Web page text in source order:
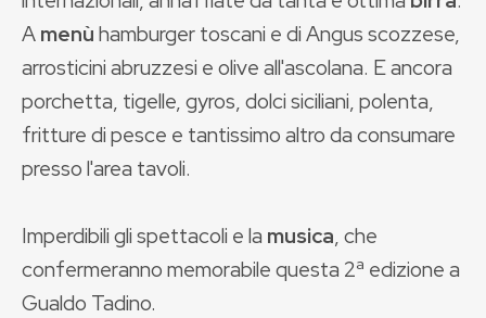
Amenùhamburger toscani e di Angus scozzese,
arrosticini abruzzesi e olive all'ascolana. E ancora
porchetta, tigelle, gyros, dolci siciliani, polenta,
fritture di pesce e tantissimo altro da consumare
presso l'area tavoli.
Imperdibili gli spettacoli e la musica, che
confermeranno memorabile questa 2ª edizione a
Gualdo Tadino.